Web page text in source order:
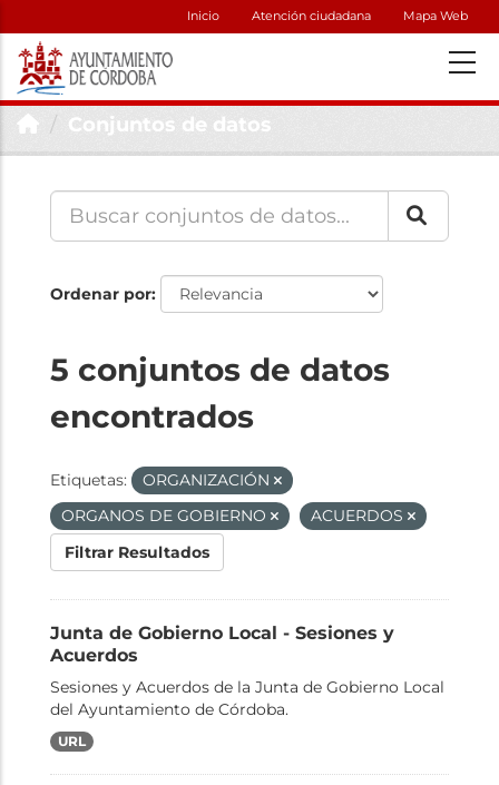
Inicio Atención ciudadana Mapa Web
Conjuntos de datos
Ordenar por
5 conjuntos de datos
encontrados
Etiquetas:
ORGANIZACIÓN
ORGANOS DE GOBIERNO
ACUERDOS
Filtrar Resultados
Junta de Gobierno Local - Sesiones y
Acuerdos
Sesiones y Acuerdos de la Junta de Gobierno Local
del Ayuntamiento de Córdoba.
URL